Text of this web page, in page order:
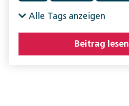
Alle Tags anzeigen
Beitrag lesen